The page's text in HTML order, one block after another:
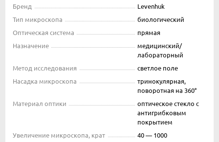
Бренд
Levenhuk
Тип микроскопа
биологический
Оптическая система
прямая
Назначение
медицинский/
лабораторный
Метод исследования
светлое поле
Насадка микроскопа
тринокулярная,
поворотная на 360°
Материал оптики
оптическое стекло с
антигрибковым
покрытием
Увеличение микроскопа, крат
40 — 1000